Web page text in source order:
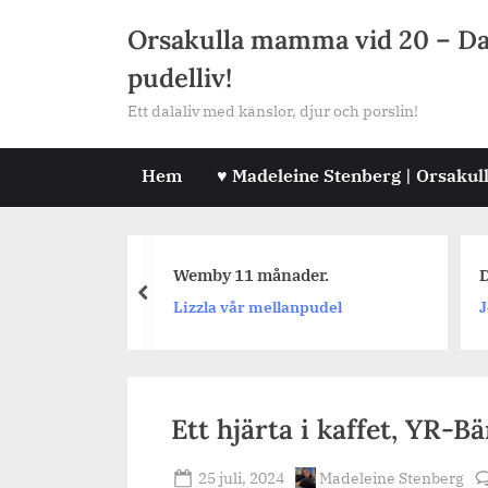
Orsakulla mamma vid 20 –
pudelliv!
Ett dalaliv med känslor, djur och porslin!
Hem ♥ Madeleine Stenberg |
Wemby 11 månader.
Lizzla vår mellanpudel
prev
Ett hjärta i kaffet, YR-
Posted
25 juli, 2024 By
Madeleine Stenberg